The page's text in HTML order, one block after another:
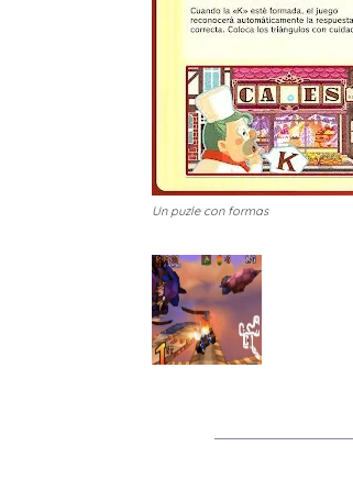
Un puzle con formas